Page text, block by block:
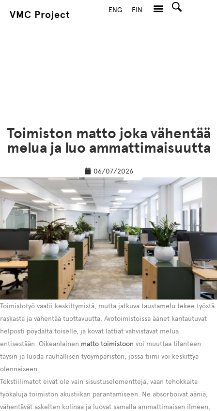
VMC Project ENG FIN
Toimiston matto joka vähentää
melua ja luo ammattimaisuutta
06/07/2026
Toimistotyö vaatii keskittymistä, mutta jatkuva taustamelu tekee työstä
raskasta ja vähentää tuottavuutta. Avotoimistoissa äänet kantautuvat
helposti pöydältä toiselle, ja kovat lattiat vahvistavat melua
entisestään. Oikeanlainen matto toimistoon voi muuttaa tilanteen
täysin ja luoda rauhallisen työympäristön, jossa tiimi voi keskittyä
olennaiseen.
Tekstiilimatot eivät ole vain sisustuselementtejä, vaan tehokkaita
työkaluja toimiston akustiikan parantamiseen. Ne absorboivat ääniä,
vähentävät askelten kolinaa ja luovat samalla ammattimaisen ilmeen,